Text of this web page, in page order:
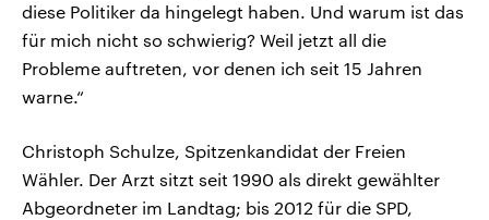
diese Politiker da hingelegt haben. Und warum ist das
für mich nicht so schwierig? Weil jetzt all die
Probleme auftreten, vor denen ich seit 15 Jahren
warne.“
Christoph Schulze, Spitzenkandidat der Freien
Wähler. Der Arzt sitzt seit 1990 als direkt gewählter
Abgeordneter im Landtag; bis 2012 für die SPD,